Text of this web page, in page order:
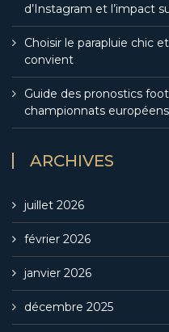
d’Instagram et l’impact
Choisir le parapluie chic
convient
Guide des pronostics
championnats européens
ARCHIVES
juillet 2026
février 2026
janvier 2026
décembre 2025